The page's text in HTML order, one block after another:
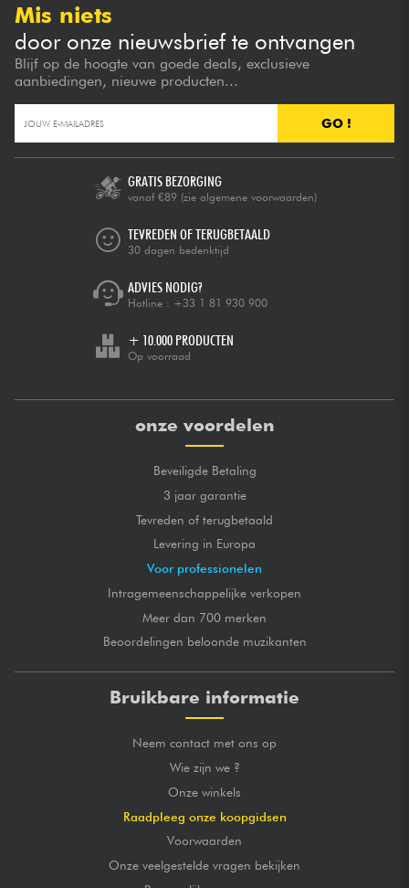
Mis niets
door onze nieuwsbrief te ontvangen
Blijf op de hoogte van goede deals, exclusieve
aanbiedingen, nieuwe producten...
GO !
GRATIS BEZORGING
vanaf €89 (zie algemene voorwaarden)
TEVREDEN OF TERUGBETAALD
30 dagen bedenktijd
ADVIES NODIG?
Hotline : +33 1 81 930 900
+ 10.000 PRODUCTEN
Op voorraad
onze voordelen
Beveiligde Betaling
3 jaar garantie
Tevreden of terugbetaald
Levering in Europa
Voor professionelen
Intragemeenschappelijke verkopen
Meer dan 700 merken
Beoordelingen beloonde muzikanten
Bruikbare informatie
Neem contact met ons op
Wie zijn we ?
Onze winkels
Raadpleeg onze koopgidsen
Voorwaarden
Onze veelgestelde vragen bekijken